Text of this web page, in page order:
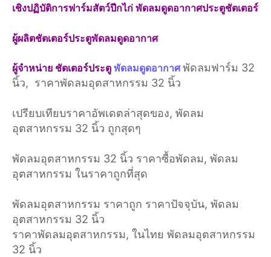
เชิงปฏิบัติการฟาร์มสัตว์ปีกไก่ พัดลมดูดอากาศประตูชัตเตอร์
ผู้ผลิตชัตเตอร์ประตูพัดลมดูดอากาศ
ผู้จำหน่าย ชัตเตอร์ประตู พัดลมดูดอากาศ พัดลมฟาร์ม 32
นิ้ว, ราคาพัดลมอุตสาหกรรม 32 นิ้ว
เปรียบเทียบราคาอัพเดตล่าสุดของ, พัดลม
อุตสาหกรรม 32 นิ้ว ถูกสุดๆ
พัดลมอุตสาหกรรม 32 นิ้ว ราคาซื้อพัดลม, พัดลม
อุตสาหกรรม ในราคาถูกที่สุด
พัดลมอุตสาหกรรม ราคาถูก ราคาปัจจุบัน, พัดลม
อุตสาหกรรม 32 นิ้ว
ราคาพัดลมอุตสาหกรรม, ในไทย พัดลมอุตสาหกรรม
32 นิ้ว